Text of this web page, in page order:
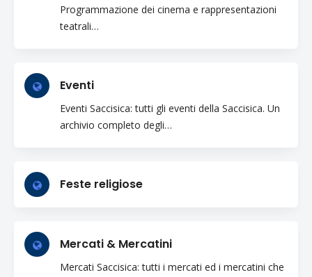
Programmazione dei cinema e rappresentazioni
teatrali…
Eventi
Eventi Saccisica: tutti gli eventi della Saccisica. Un
archivio completo degli…
Feste religiose
Mercati & Mercatini
Mercati Saccisica: tutti i mercati ed i mercatini che